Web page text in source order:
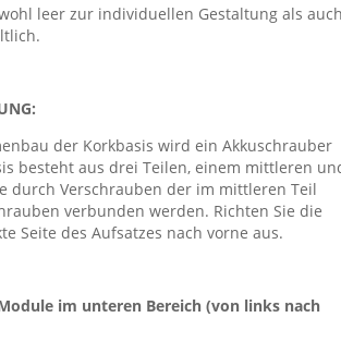
leer zur individuellen Gestaltung als
der Korkbasis wird ein Akkuschrauber
besteht aus drei Teilen, einem mittleren
durch Verschrauben der im mittleren Teil
verbunden werden. Richten Sie die
Seite des Aufsatzes nach vorne aus.
im unteren Bereich (von links nach